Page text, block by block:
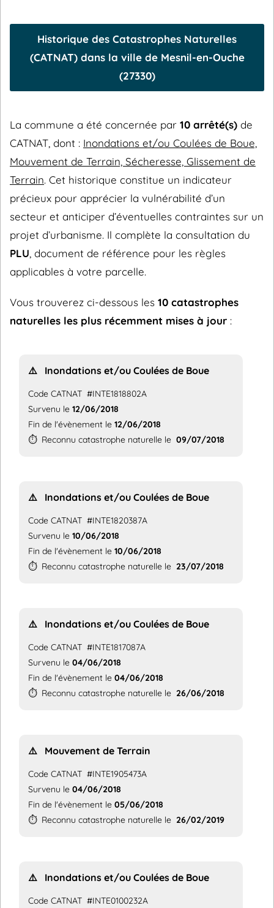
Historique des Catastrophes Naturelles
(CATNAT) dans la ville de Mesnil-en-Ouche
(27330)
La commune a été concernée par 10 arrêté(s) de
CATNAT, dont : Inondations et/ou Coulées de Boue,
Mouvement de Terrain, Sécheresse, Glissement de
Terrain. Cet historique constitue un indicateur
précieux pour apprécier la vulnérabilité d’un
secteur et anticiper d’éventuelles contraintes sur un
projet d’urbanisme. Il complète la consultation du
PLU, document de référence pour les règles
applicables à votre parcelle.
Vous trouverez ci-dessous les 10 catastrophes
naturelles les plus récemment mises à jour :
⚠️ Inondations et/ou Coulées de Boue
Code CATNAT #INTE1818802A
Survenu le 12/06/2018
Fin de l'évènement le 12/06/2018
⏱️ Reconnu catastrophe naturelle le 09/07/2018
⚠️ Inondations et/ou Coulées de Boue
Code CATNAT #INTE1820387A
Survenu le 10/06/2018
Fin de l'évènement le 10/06/2018
⏱️ Reconnu catastrophe naturelle le 23/07/2018
⚠️ Inondations et/ou Coulées de Boue
Code CATNAT #INTE1817087A
Survenu le 04/06/2018
Fin de l'évènement le 04/06/2018
⏱️ Reconnu catastrophe naturelle le 26/06/2018
⚠️ Mouvement de Terrain
Code CATNAT #INTE1905473A
Survenu le 04/06/2018
Fin de l'évènement le 05/06/2018
⏱️ Reconnu catastrophe naturelle le 26/02/2019
⚠️ Inondations et/ou Coulées de Boue
Code CATNAT #INTE0100232A